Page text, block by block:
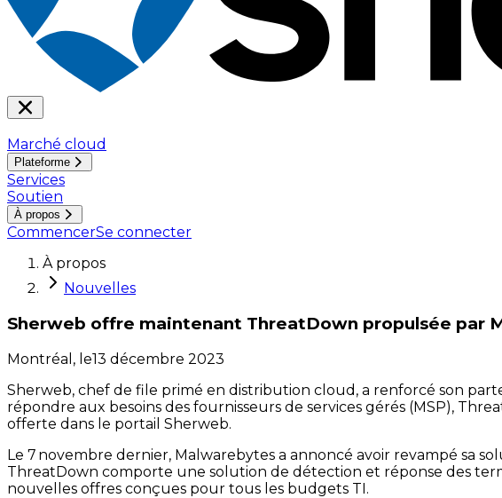
Marché cloud
Plateforme
Services
Soutien
À propos
CommencerSe connecter
À propos
Nouvelles
Sherweb offre maintenant ThreatDown propulsée par
Montréal, le13 décembre 2023
Sherweb, chef de file primé en distribution cloud, a renforcé son
répondre aux besoins des fournisseurs de services gérés (MSP),
offerte dans le portail Sherweb.
Le 7 novembre dernier, Malwarebytes a annoncé avoir revampé sa
ThreatDown comporte une solution de détection et réponse des
nouvelles offres conçues pour tous les budgets TI.